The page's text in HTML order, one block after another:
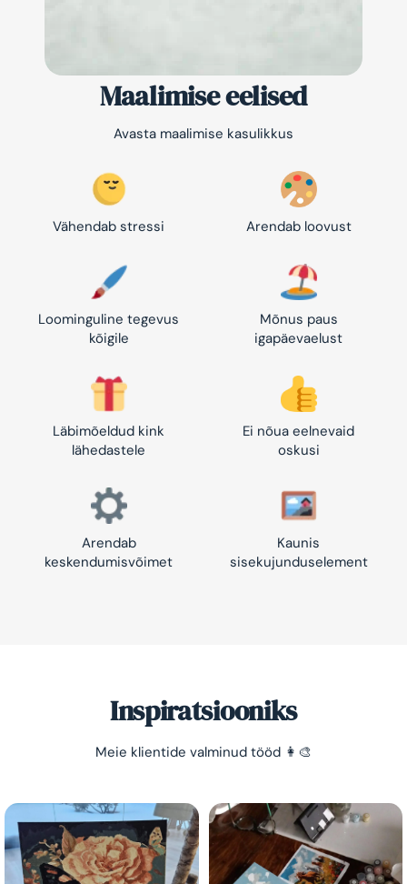
Maalimise eelised
Avasta maalimise kasulikkus
Vähendab stressi Arendab loovust
Loominguline tegevus
kõigile
Mõnus paus
igapäevaelust
Läbimõeldud kink
lähedastele
Ei nõua eelnevaid
oskusi
Arendab
keskendumisvõimet
Kaunis
sisekujunduselement
Inspiratsiooniks
Meie klientide valminud tööd 👩‍🎨
Säästa -10%!